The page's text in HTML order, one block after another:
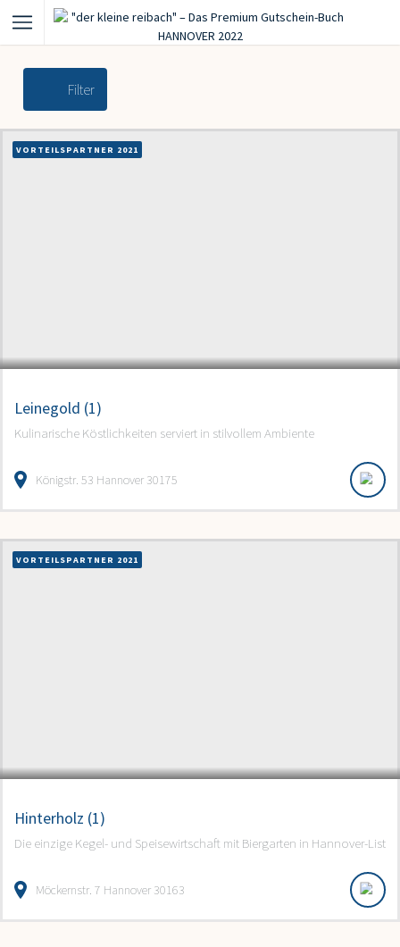
Filter
VORTEILSPARTNER 2021
Leinegold (1)
Kulinarische Köstlichkeiten serviert in stilvollem Ambiente
Königstr. 53 Hannover 30175
VORTEILSPARTNER 2021
Hinterholz (1)
Die einzige Kegel- und Speisewirtschaft mit Biergarten in Hannover-List
Möckernstr. 7 Hannover 30163